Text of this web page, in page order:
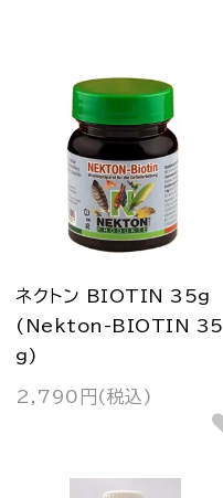
ネクトン BIOTIN 35g
(Nekton-BIOTIN 35
g)
2,790円(税込)